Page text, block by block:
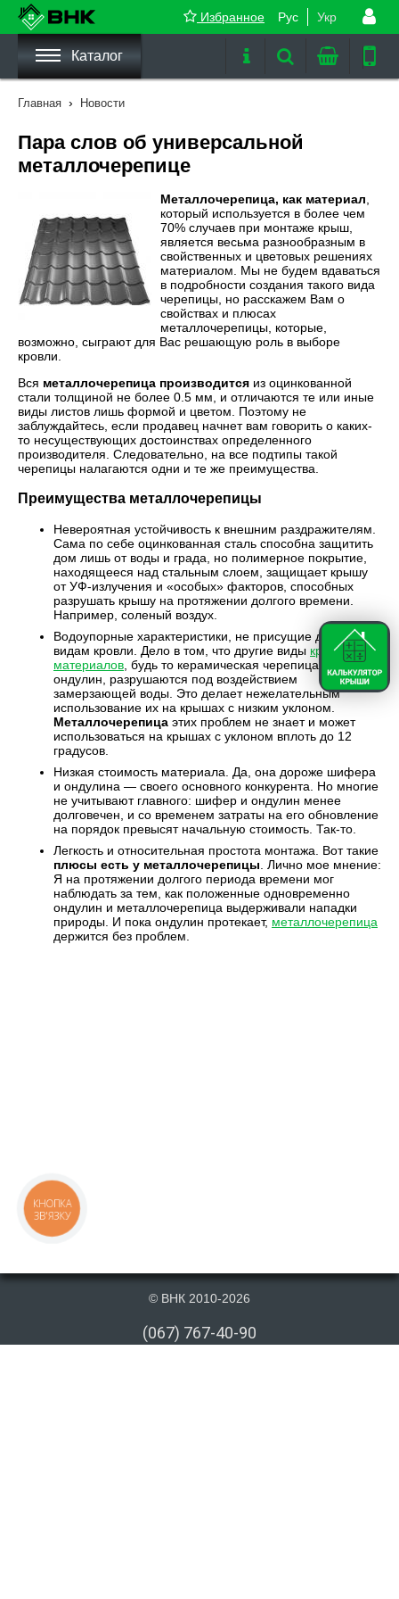
Рус Укр
Избранное
Каталог
Главная › Новости
Пара слов об универсальной
металлочерепице
Металлочерепица, как материал
который используется в более чем
70% случаев при монтаже крыш,
является весьма разнообразным в
свойственных и цветовых решениях
материалом. Мы не будем вдаваться
в подробности создания такого вида
черепицы, но расскажем Вам о
свойствах и плюсах
металлочерепицы, которые,
возможно, сыграют для Вас решающую роль в выборе
кровли.
Вся металлочерепица производится из оцинкованной
стали толщиной не более 0.5 мм, и отличаются те или иные
виды листов лишь формой и цветом. Поэтому не
заблуждайтесь, если продавец начнет вам говорить о каких-
то несуществующих достоинствах определенного
производителя. Следовательно, на все подтипы такой
черепицы налагаются одни и те же преимущества.
Преимущества металлочерепицы
Невероятная устойчивость к внешним раздражителям.
Сама по себе оцинкованная сталь способна защитить
дом лишь от воды и града, но полимерное покрытие,
находящееся над стальным слоем, защищает крышу
от УФ-излучения и «особых» факторов, способных
разрушать крышу на протяжении долгого времени.
Например, соленый воздух.
Водоупорные характеристики, не присущие другим
видам кровли. Дело в том, что другие виды кровельных
материалов , будь то керамическая черепица или
ондулин, разрушаются под воздействием
замерзающей воды. Это делает нежелательным
использование их на крышах с низким уклоном.
Металлочерепица этих проблем не знает и может
использоваться на крышах с уклоном вплоть до 12
градусов.
Низкая стоимость материала. Да, она дороже шифера
и ондулина — своего основного конкурента. Но многие
не учитывают главного: шифер и ондулин менее
долговечен, и со временем затраты на его обновление
на порядок превысят начальную стоимость. Так-то.
Легкость и относительная простота монтажа. Вот такие
плюсы есть у металлочерепицы . Лично мое мнение:
Я на протяжении долгого периода времени мог
наблюдать за тем, как положенные одновременно
ондулин и металлочерепица выдерживали нападки
природы. И пока ондулин протекает, металлочерепица
держится без проблем.
© ВНК 2010-2026
(067) 767-40-90
КНОПКА
ЗВ'ЯЗКУ